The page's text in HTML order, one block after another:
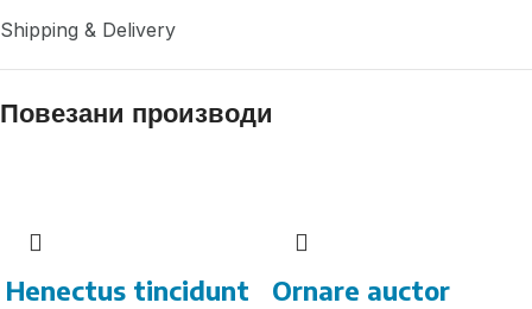
Shipping & Delivery
Повезани производи
Henectus tincidunt Ornare auctor